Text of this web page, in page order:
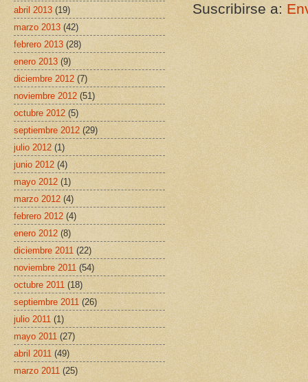
Suscribirse a:
abril 2013 (19)
marzo 2013 (42)
febrero 2013 (28)
enero 2013 (9)
diciembre 2012 (7)
noviembre 2012 (51)
octubre 2012 (5)
septiembre 2012 (29)
julio 2012 (1)
junio 2012 (4)
mayo 2012 (1)
marzo 2012 (4)
febrero 2012 (4)
enero 2012 (8)
diciembre 2011 (22)
noviembre 2011 (54)
octubre 2011 (18)
septiembre 2011 (26)
julio 2011 (1)
mayo 2011 (27)
abril 2011 (49)
marzo 2011 (25)